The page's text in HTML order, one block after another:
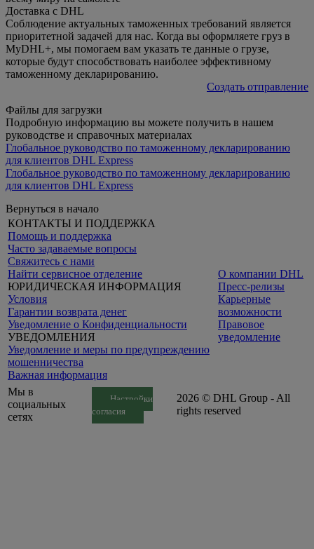
Доставка с DHL
Соблюдение актуальных таможенных требований является
приоритетной задачей для нас. Когда вы оформляете груз в
MyDHL+, мы помогаем вам указать те данные о грузе,
которые будут способствовать наиболее эффективному
таможенному декларированию.
Создать отправление
Файлы для загрузки
Подробную информацию вы можете получить в нашем
руководстве и справочных материалах
Глобальное руководство по таможенному декларированию
для клиентов DHL Express
Глобальное руководство по таможенному декларированию
для клиентов DHL Express
Вернуться в начало
КОНТАКТЫ И ПОДДЕРЖКА
Помощь и поддержка
Часто задаваемые вопросы
Свяжитесь с нами
Найти сервисное отделение
ЮРИДИЧЕСКАЯ ИНФОРМАЦИЯ
Условия
Гарантии возврата денег
Уведомление o Конфиденциальности
УВЕДОМЛЕНИЯ
Уведомление и меры по предупреждению
мошенничества
Важная информация
О компании DHL
Пресс-релизы
Карьерные
возможности
Правовое
уведомление
Мы в
социальных
сетях
Настройки
согласия
2026 © DHL Group - All
rights reserved